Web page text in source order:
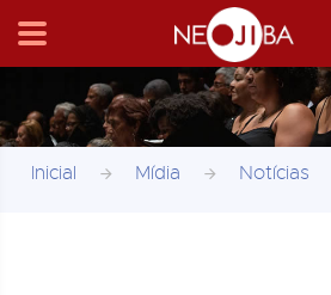
Inicial Mídia Notícias